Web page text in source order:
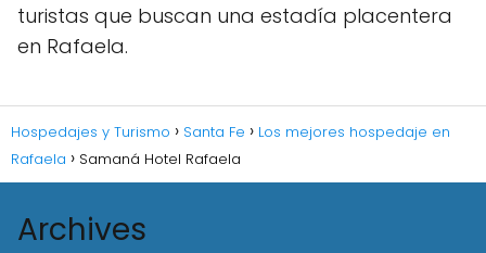
turistas que buscan una estadía placentera
en Rafaela.
Hospedajes y Turismo Santa Fe
Los mejores hospedaje en
Rafaela
Samaná Hotel Rafaela
Archives